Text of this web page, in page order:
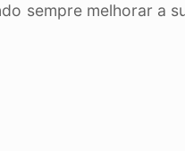
sempre melhorar a